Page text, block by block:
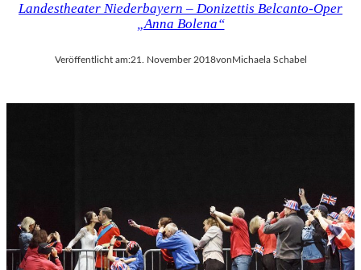
E
R
A
O
S
T
E
Landestheater Niederbayern – Donizettis Belcanto-Oper
„Anna Bolena“
Veröffentlicht am:21. November 2018vonMichaela Schabel